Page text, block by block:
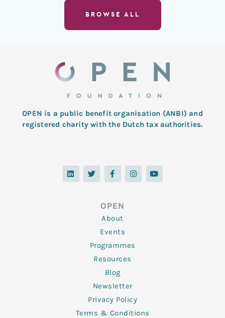
BROWSE ALL
OPEN is a public benefit organisation (ANBI) and
registered charity with the Dutch tax authorities.
L
i
n
T
w
i
F
a
c
o
o
k
-
f
I
n
s
Y
o
u
OPEN
About
Events
Programmes
Resources
Blog
Newsletter
Privacy Policy
Terms & Conditions